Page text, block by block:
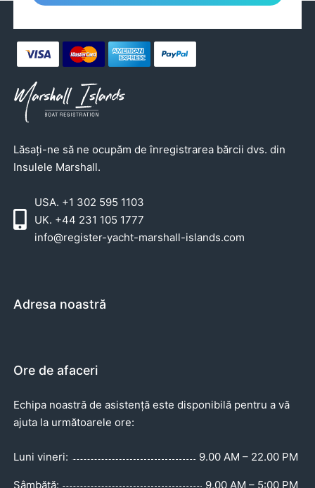
Lăsați-ne să ne ocupăm de înregistrarea bărcii dvs. din
Insulele Marshall.
USA. +1 302 595 1103
UK. +44 231 105 1777
info@register-yacht-marshall-islands.com
Adresa noastră
Ore de afaceri
Echipa noastră de asistență este disponibilă pentru a vă
ajuta la următoarele ore:
Luni vineri: 9.00 AM – 22.00 PM
Sâmbătă: 9.00 AM – 5:00 PM